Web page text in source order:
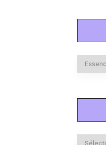
Archives